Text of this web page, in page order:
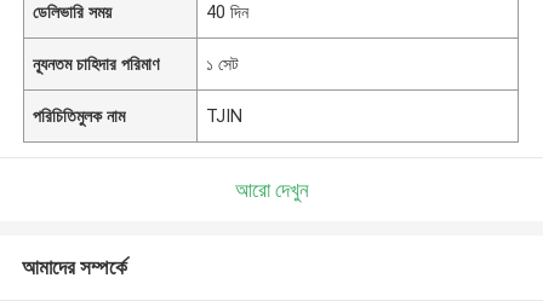
ডেলিভারি সময় 40 দিন
ন্যূনতম চাহিদার পরিমাণ ১ সেট
পরিচিতিমুলক নাম TJIN
আরো দেখুন
আমাদের সম্পর্কে